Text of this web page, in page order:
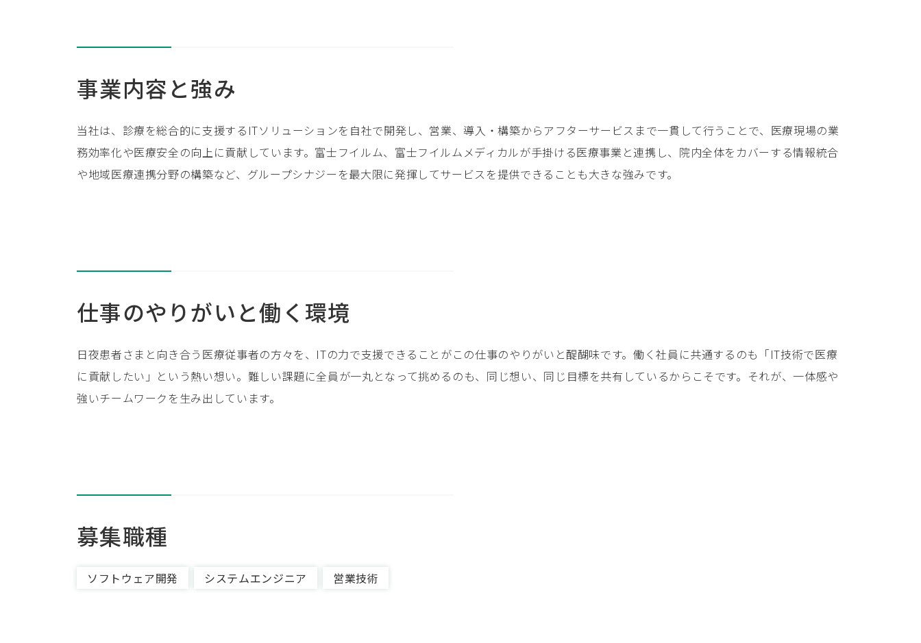
事業内容と強み
当社は、診療を総合的に支援するITソリューションを自社で開発し、営業、導入・構築からアフターサービスまで一貫して行うことで、医療現場の業
務効率化や医療安全の向上に貢献しています。富士フイルム、富士フイルムメディカルが手掛ける医療事業と連携し、院内全体をカバーする情報統合
や地域医療連携分野の構築など、グループシナジーを最大限に発揮してサービスを提供できることも大きな強みです。
仕事のやりがいと働く環境
日夜患者さまと向き合う医療従事者の方々を、ITの力で支援できることがこの仕事のやりがいと醍醐味です。働く社員に共通するのも「IT技術で医療
に貢献したい」という熱い想い。難しい課題に全員が一丸となって挑めるのも、同じ想い、同じ目標を共有しているからこそです。それが、一体感や
強いチームワークを生み出しています。
募集職種
ソフトウェア開発 システムエンジニア 営業技術